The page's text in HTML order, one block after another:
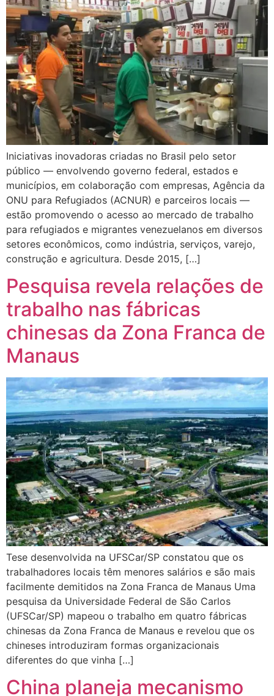
Iniciativas inovadoras criadas no Brasil pelo setor
público — envolvendo governo federal, estados e
municípios, em colaboração com empresas, Agência da
ONU para Refugiados (ACNUR) e parceiros locais —
estão promovendo o acesso ao mercado de trabalho
para refugiados e migrantes venezuelanos em diversos
setores econômicos, como indústria, serviços, varejo,
construção e agricultura. Desde 2015, […]
Pesquisa revela relações de
trabalho nas fábricas
chinesas da Zona Franca de
Manaus
Tese desenvolvida na UFSCar/SP constatou que os
trabalhadores locais têm menores salários e são mais
facilmente demitidos na Zona Franca de Manaus Uma
pesquisa da Universidade Federal de São Carlos
(UFSCar/SP) mapeou o trabalho em quatro fábricas
chinesas da Zona Franca de Manaus e revelou que os
chineses introduziram formas organizacionais
diferentes do que vinha […]
China planeja mecanismo